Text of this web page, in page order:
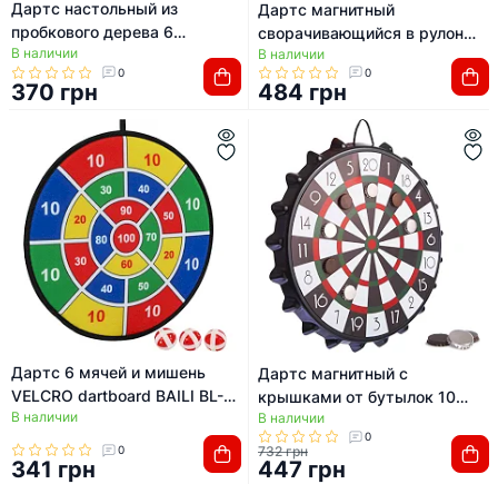
Дартс настольный из
пробкового дерева 6
дротиков и мишень BAILI BL-
401 16cм
В наличии
0
370 грн
Дартс магнитный
сворачивающийся в рулон
Roll-Up 6 дротиков и мишень
BAILI BL-1018B 37x44,5см
В наличии
0
484 грн
Дартс 6 мячей и мишень
VELCRO dartboard BAILI BL-
602 37cм
В наличии
0
341 грн
Дартс магнитный с
крышками от бутылок 10
крышек и мишень SP-SPORT
A002P 39см
В наличии
0
732 грн
447 грн